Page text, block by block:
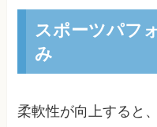
スポーツパフ
み
柔軟性が向上すると